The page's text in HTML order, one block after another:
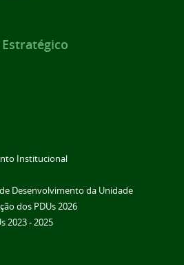
Institucional
Desenvolvimento da Unidade
dos PDUs 2026
2023 - 2025